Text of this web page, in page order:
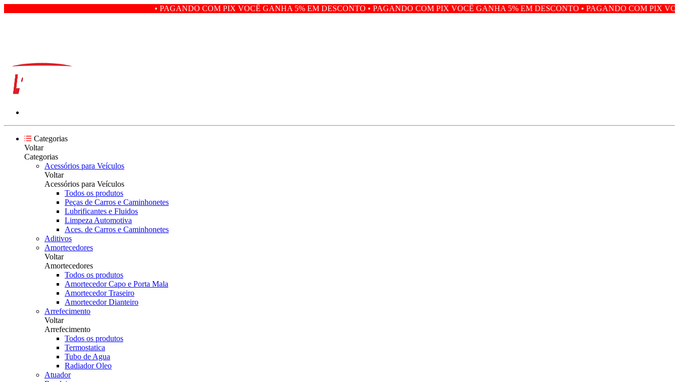
• PAGANDO COM PIX VOCÊ GANHA 5% EM DESCONTO • PAGANDO COM PIX VOCÊ GANHA 5% EM DESCONTO • PAGANDO COM PIX VOCÊ GANHA
Categorias
Voltar
Categorias
Acessórios para Veículos
Voltar
Acessórios para Veículos
Todos os produtos
Peças de Carros e Caminhonetes
Lubrificantes e Fluidos
Limpeza Automotiva
Aces. de Carros e Caminhonetes
Aditivos
Amortecedores
Voltar
Amortecedores
Todos os produtos
Amortecedor Capo e Porta Mala
Amortecedor Traseiro
Amortecedor Dianteiro
Arrefecimento
Voltar
Arrefecimento
Todos os produtos
Termostatica
Tubo de Agua
Radiador Oleo
Atuador